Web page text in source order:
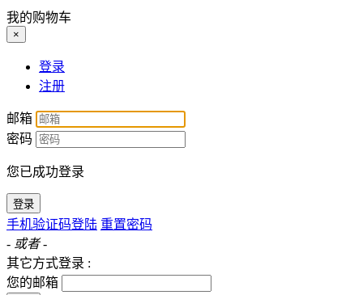
我的购物车
×
登录
注册
邮箱
密码
您已成功登录
登录
手机验证码登陆 重置密码
- 或者 -
其它方式登录 :
您的邮箱